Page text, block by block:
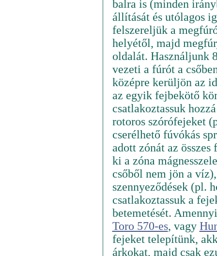
balra is (minden
állítását és utólagos
felszereljük a
helyétől, majd
oldalát. Használjunk
vezeti a fúrót a
középre kerüljön az
az egyik fejbekötő
csatlakoztassuk
rotoros szórófejeket
cserélhető fúvókás
adott zónát az
ki a zóna
csőből nem jön a
szennyeződések (pl.
csatlakoztassuk a
betemetését.
Toro 570-es, vagy
fejeket telepítünk,
árkokat, majd csak